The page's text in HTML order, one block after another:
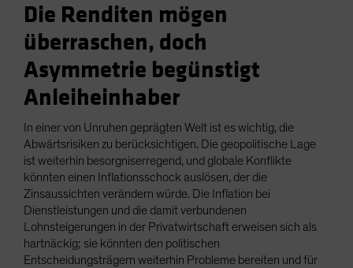
Die Renditen mögen
überraschen, doch
Asymmetrie begünstigt
Anleiheinhaber
In einer von Unruhen geprägten Welt ist es wichtig, die
Abwärtsrisiken zu berücksichtigen. Die geopolitische Lage
ist weiterhin besorgniserregend, und globale Konflikte
könnten einen Inflationsschock auslösen, der die
Zinsaussichten verändern würde. Die Inflation bei
Dienstleistungen und die damit verbundenen
Lohnsteigerungen in der Privatwirtschaft erweisen sich als
hartnäckig; sie könnten den politischen
Entscheidungsträgern weiterhin Probleme bereiten und für